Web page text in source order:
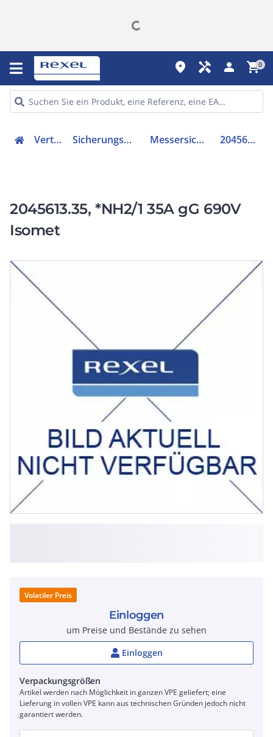
place handyman person shopping_cart0
Verteiler Sicherungsmaterial Messersicherung 2045613.35
2045613.35, *NH2/1 35A gG 690V
Isomet
Volatiler Preis
Einloggen
um Preise und Bestände zu sehen
Einloggen
Verpackungsgrößen
Artikel werden nach Möglichkeit in ganzen VPE geliefert; eine
Lieferung in vollen VPE kann aus technischen Gründen jedoch nicht
garantiert werden.